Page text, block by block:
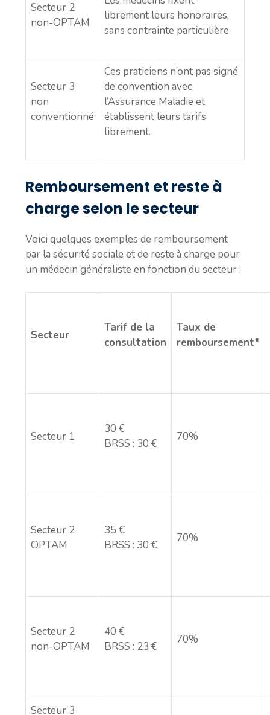
Secteur 2
non-OPTAM
librement leurs honoraires,
sans contrainte particulière.
Secteur 3
non
conventionné
Ces praticiens n’ont pas signé
de convention avec
l’Assurance Maladie et
établissent leurs tarifs
librement.
Remboursement et reste à
charge selon le secteur
Voici quelques exemples de remboursement
par la sécurité sociale et de reste à charge pour
un médecin généraliste en fonction du secteur :
Secteur
Tarif de la
consultation
Taux de
remboursement*
Secteur 1
30 €
BRSS : 30 €
70%
Secteur 2
OPTAM
35 €
BRSS : 30 €
70%
Secteur 2
non-OPTAM
40 €
BRSS : 23 €
70%
Secteur 3